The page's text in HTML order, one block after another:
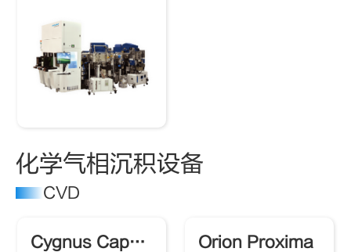
化学气相沉积设备
CVD
Cygnus Capella SiO Orion Proxima